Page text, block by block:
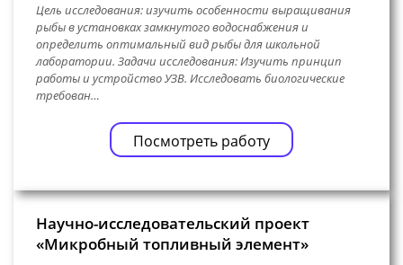
Цель исследования: изучить особенности выращивания
рыбы в установках замкнутого водоснабжения и
определить оптимальный вид рыбы для школьной
лаборатории. Задачи исследования: Изучить принцип
работы и устройство УЗВ. Исследовать биологические
требован…
Посмотреть работу
Научно-исследовательский проект
«Микробный топливный элемент»